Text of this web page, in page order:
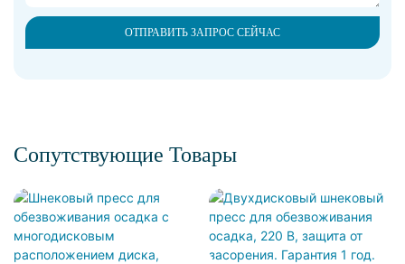
ОТПРАВИТЬ ЗАПРОС СЕЙЧАС
Сопутствующие Товары